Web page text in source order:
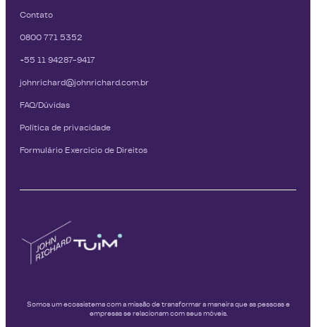
Contato
0800 771 5352
+55 11 94287-9417
johnrichard@johnrichard.com.br
FAQ/Dúvidas
Política de privacidade
Formulário Exercício de Direitos
Somos um ecossistema com a missão de transformar a maneira que as pessoas e
empresas se relacionam com seus móveis.